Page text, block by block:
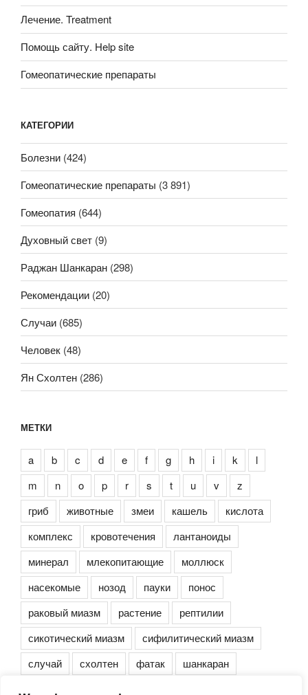
Лечение. Treatment
Помощь сайту. Help site
Гомеопатические препараты
КАТЕГОРИИ
Болезни (424)
Гомеопатические препараты (3 891)
Гомеопатия (644)
Духовный свет (9)
Раджан Шанкаран (298)
Рекомендации (20)
Случаи (685)
Человек (48)
Ян Схолтен (286)
МЕТКИ
a b c d e f g h i k
l
m
n o p r s t u v
z
гриб
животные змеи кашель
кислота
комплекс
кровотечения
лантаноиды
минерал
млекопитающие
моллюск
насекомые
нозод пауки
понос
раковый миазм
растение
рептилии
сикотический миазм
сифилитический миазм
случай
схолтен фатак шанкаран